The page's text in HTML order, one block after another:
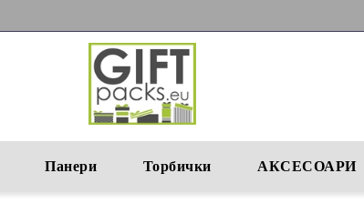
Панери Торбички АКСЕСОАРИ